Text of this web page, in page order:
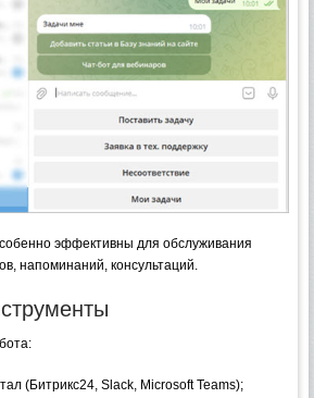
эффективны для обслуживания
напоминаний, консультаций.
(Битрикс24, Slack, Microsoft Teams);